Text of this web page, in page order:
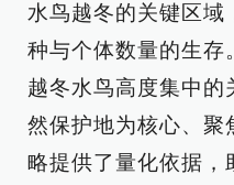
水鸟越冬的关键区域
种与个体数量的生存
越冬水鸟高度集中的
然保护地为核心、聚
略提供了量化依据，